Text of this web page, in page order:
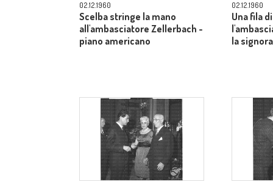
02.12.1960
Scelba stringe la mano
all'ambasciatore Zellerbach -
piano americano
02.12.1960
Una fila
la